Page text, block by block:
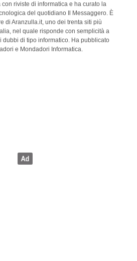
riviste di informatica e ha curato la
del quotidiano Il Messaggero. È
di Aranzulla.it, uno dei trenta siti più
nel quale risponde con semplicità a
dubbi di tipo informatico. Ha pubblicato
e Mondadori Informatica.